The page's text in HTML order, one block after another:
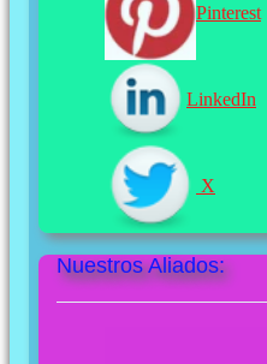
Pinterest
LinkedIn
X
Nuestros Aliados: